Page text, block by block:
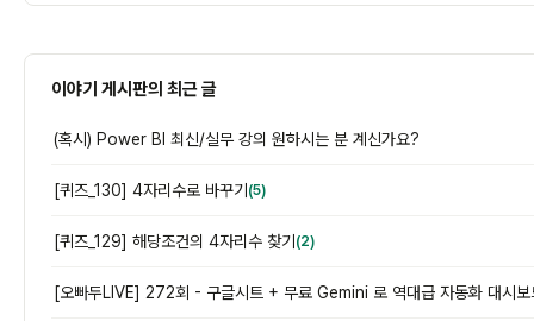
이야기 게시판의 최근 글
(혹시) Power BI 최신/실무 강의 원하시는 분 계신가요?
[퀴즈_130] 4자리수로 바꾸기 (5)
[퀴즈_129] 해당조건의 4자리수 찾기 (2)